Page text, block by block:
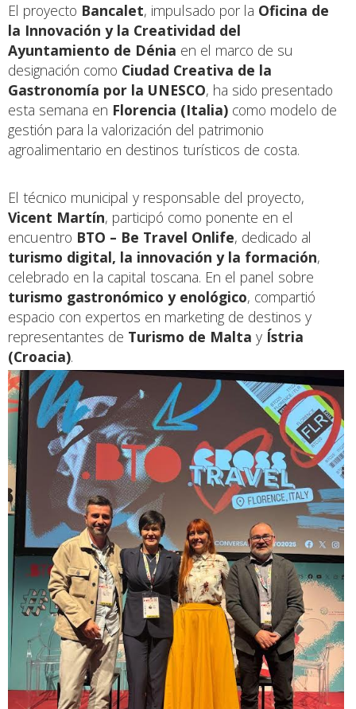
El proyecto Bancalet, impulsado por la Oficina de
la Innovación y la Creatividad del
Ayuntamiento de Dénia en el marco de su
designación como Ciudad Creativa de la
Gastronomía por la UNESCO, ha sido presentado
esta semana en Florencia (Italia) como modelo de
gestión para la valorización del patrimonio
agroalimentario en destinos turísticos de costa.
El técnico municipal y responsable del proyecto,
Vicent Martín, participó como ponente en el
encuentro BTO – Be Travel Onlife, dedicado al
turismo digital, la innovación y la formación,
celebrado en la capital toscana. En el panel sobre
turismo gastronómico y enológico, compartió
espacio con expertos en marketing de destinos y
representantes de Turismo de Malta y Ístria
(Croacia).